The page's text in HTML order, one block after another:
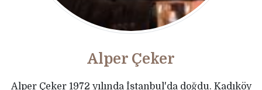
Alper Çeker
Alper Çeker 1972 yılında İstanbul'da doğdu. Kadıköy